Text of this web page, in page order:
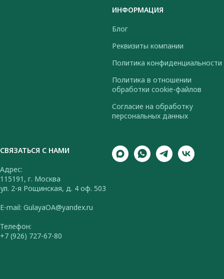
ИНФОРМАЦИЯ
Блог
Реквизиты компании
Политика конфиденциальности
Политика в отношении
обработки cookie-файлов
Согласие на обработку
персональных данных
СВЯЗАТЬСЯ С НАМИ
Адрес:
115191, г. Москва
ул. 2-я Рощинская, д. 4 оф. 503
E-mail: GulayaOA@yandex.ru
Телефон:
+7 (926) 727-67-80